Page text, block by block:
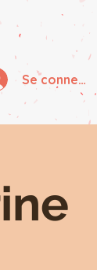
Se connecter